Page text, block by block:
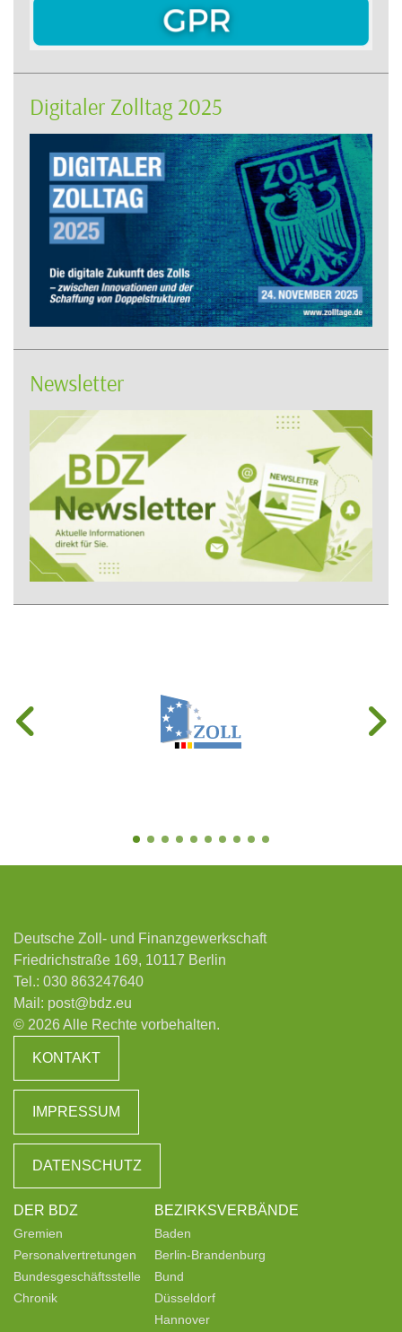
Digitaler Zolltag 2025
Newsletter
Deutsche Zoll- und Finanzgewerkschaft
Friedrichstraße 169, 10117 Berlin
Tel.: 030 863247640
Mail: post@bdz.eu
© 2026 Alle Rechte vorbehalten.
KONTAKT
IMPRESSUM
DATENSCHUTZ
DER BDZ
Gremien
Personalvertretungen
Bundesgeschäftsstelle
Chronik
BEZIRKSVERBÄNDE
Baden
Berlin-Brandenburg
Bund
Düsseldorf
Hannover